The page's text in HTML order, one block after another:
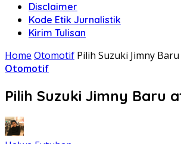
Disclaimer
Kode Etik Jurnalistik
Kirim Tulisan
Home Otomotif Pilih Suzuki Jimny
Otomotif
Pilih Suzuki Jimny Baru